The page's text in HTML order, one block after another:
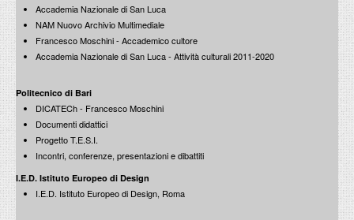
Accademia Nazionale di San Luca
NAM Nuovo Archivio Multimediale
Francesco Moschini - Accademico cultore
Accademia Nazionale di San Luca - Attività culturali 2011-2020
Politecnico di Bari
DICATECh - Francesco Moschini
Documenti didattici
Progetto T.E.S.I.
Incontri, conferenze, presentazioni e dibattiti
I.E.D. Istituto Europeo di Design
I.E.D. Istituto Europeo di Design, Roma